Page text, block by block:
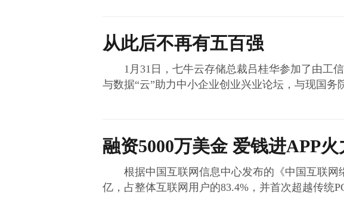
从此后不再有五百强
1月31日，七牛云存储总裁吕桂华参加了由工信
与数据“云”助力中小企业创业兴业论坛，与现国
融资5000万美金 爱钱进APP
根据中国互联网信息中心发布的《中国互联网
亿，占整体互联网用户的83.4%，并首次超越传统